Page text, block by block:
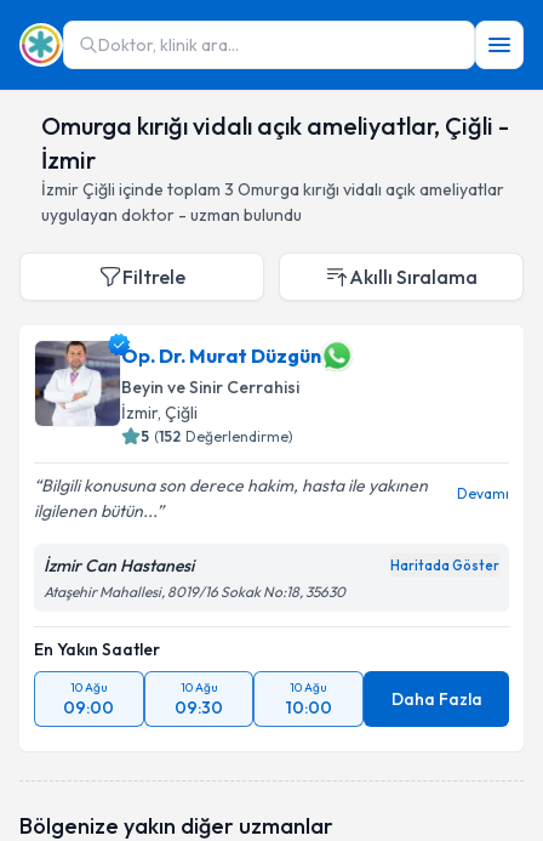
Doktor, klinik ara...
Omurga kırığı vidalı açık ameliyatlar, Çiğli -
İzmir
İzmirÇiğli içinde toplam 3 Omurga kırığı vidalı açık ameliyatlar
uygulayan doktor - uzman bulundu
Filtrele Akıllı Sıralama
Op. Dr. Murat Düzgün
Beyin ve Sinir Cerrahisi
İzmir, Çiğli
5 (152 Değerlendirme)
Bilgili konusuna son derece hakim, hasta ile yakınen
ilgilenen bütün...
Devamı
İzmir Can Hastanesi Haritada Göster
Ataşehir Mahallesi, 8019/16 Sokak No:18, 35630
En Yakın Saatler
10 Ağu
09:00
10 Ağu
09:30
10 Ağu
10:00 Daha Fazla
Bölgenize yakın diğer uzmanlar